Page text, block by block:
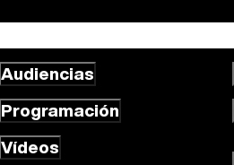
Audiencias
Programación
Vídeos